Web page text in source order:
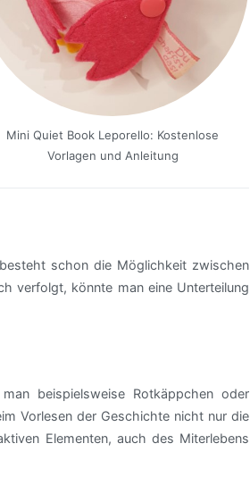
Mini Quiet Book Leporello: Kostenlose
Vorlagen und Anleitung
schon die Möglichkeit zwischen
verfolgt, könnte man eine Unterteilung
beispielsweise Rotkäppchen oder
Vorlesen der Geschichte nicht nur die
Elementen, auch des Miterlebens